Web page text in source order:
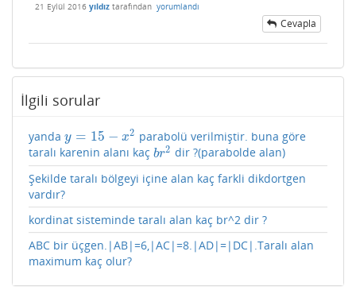
21 Eylül 2016 yıldız tarafından yorumlandı
Cevapla
İlgili sorular
yanda y = 15 − x2
y= 15 −x2
parabolü verilmiştir. buna göre
taralı karenin alanı kaç br2
br2 dir ?(parabolde alan)
Şekilde taralı bölgeyi içine alan kaç farkli dikdortgen
vardır?
kordinat sisteminde taralı alan kaç br^2 dir ?
ABC bir üçgen.|AB|=6,|AC|=8.|AD|=|DC|.Taralı alan
maximum kaç olur?